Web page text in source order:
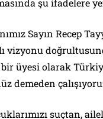
şu ifadelere
Sayın Recep
vizyonu
üyesi olarak
demeden
suçtan,